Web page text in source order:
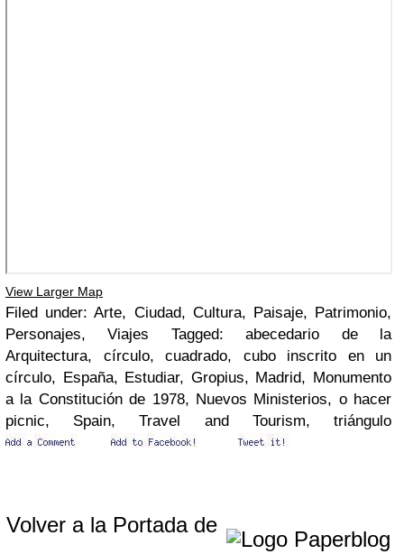
View Larger Map
Filed under: Arte, Ciudad, Cultura, Paisaje, Patrimonio,
Personajes, Viajes Tagged: abecedario de la
Arquitectura, círculo, cuadrado, cubo inscrito en un
círculo, España, Estudiar, Gropius, Madrid, Monumento
a la Constitución de 1978, Nuevos Ministerios, o hacer
picnic, Spain, Travel and Tourism, triángulo
Volver a la Portada de